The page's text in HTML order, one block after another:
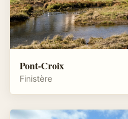
Pont-Croix
Finistère